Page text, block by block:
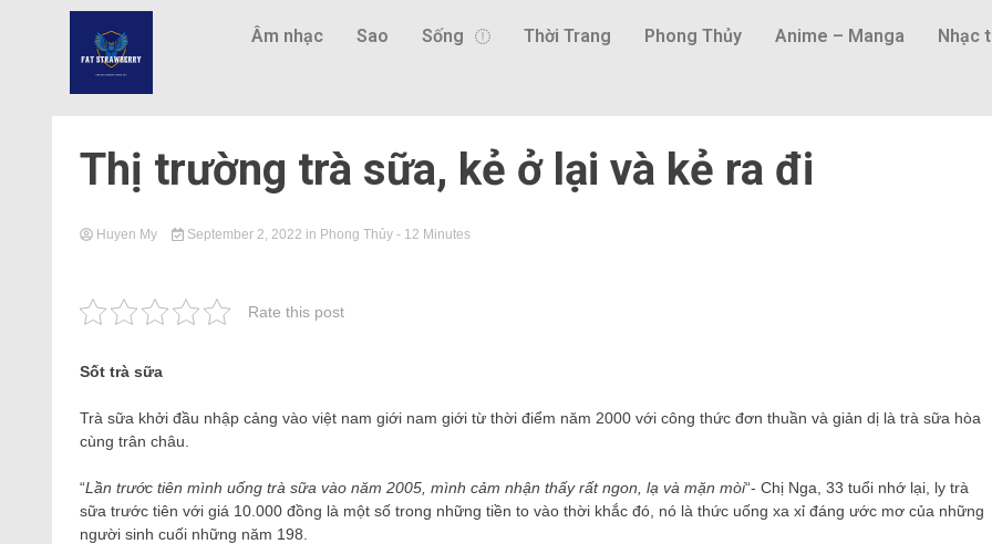
Âm nhạc Sao Sống Thời Trang Phong Thủy Anime – Manga Nhạc
Thị trường trà sữa, kẻ ở lại và kẻ ra đi
Huyen My September 2, 2022 in Phong Thủy - 12 Minutes
Rate this post
Sốt trà sữa
Trà sữa khởi đầu nhập cảng vào việt nam giới nam giới từ thời điểm năm 2000 với công thức đơn thuần và giản dị là trà sữa hòa
cùng trân châu.
“Lần trước tiên mình uống trà sữa vào năm 2005, mình cảm nhận thấy rất ngon, lạ và mặn mòi“- Chị Nga, 33 tuổi nhớ lại, ly trà
sữa trước tiên với giá 10.000 đồng là một số trong những tiền to vào thời khắc đó, nó là thức uống xa xỉ đáng ước mơ của những
người sinh cuối những năm 198.